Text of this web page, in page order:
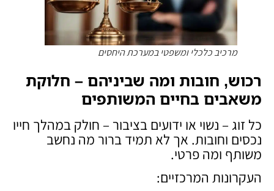
מרכיב כלכלי ומשפטי במערכת היחסים
רכוש, חובות ומה שביניהם – חלוקת
משאבים בחיים המשותפים
כל זוג – נשוי או ידועים בציבור – חולק במהלך חייו
נכסים וחובות. אך לא תמיד ברור מה נחשב
משותף ומה פרטי.
העקרונות המרכזיים: